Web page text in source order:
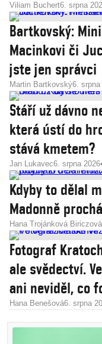
Viliam Buchert6. srpna
Bartkovský:
Macinkovi či
jste jen správci
Martin Bartkovský6. srpna
Stáří už dávno
která ústí do
stává kmetem?
Jan Lukavec6. srpna 2026
Kdyby to dělal
Madonně
Hana Trojánková Biriczová
Fotograf
ale svědectví.
ani neviděl, co
Hana Benešová6. srpna